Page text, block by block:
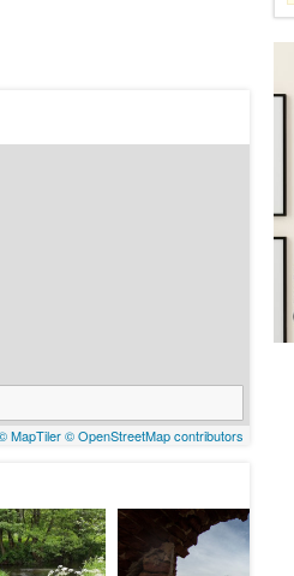
MapTiler© OpenStreetMap contributors